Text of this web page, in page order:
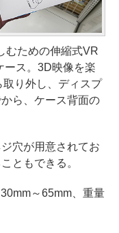
むための伸縮式VR
ース。3D映像を楽
り外し、ディスプ
ら、ケース背面の
穴が用意されてお
ともできる。
～65mm、重量